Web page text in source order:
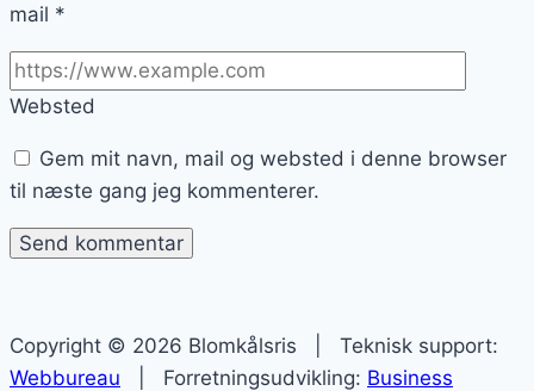
mail *
Websted
Gem mit navn, mail og websted i denne browser
til næste gang jeg kommenterer.
Copyright © 2026 Blomkålsris | Teknisk support:
Webbureau | Forretningsudvikling: Business